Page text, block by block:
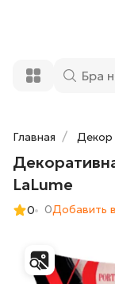
Главная Декор
LaLume
0 0Добавить